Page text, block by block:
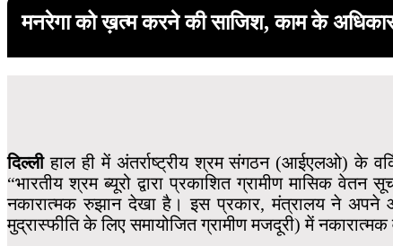
मनरेगा को ख़त्म करने की साजिश, काम के अधिकार
दिल्लीहाल ही में अंतर्राष्ट्रीय श्रम संगठन (आईएलओ) के
“भारतीय श्रम ब्यूरो द्वारा प्रकाशित ग्रामीण मासिक
नकारात्मक रुझान देखा है। इस प्रकार, मंत्रालय ने अपने
मुद्रास्फीति के लिए समायोजित ग्रामीण मजदूरी) में नकारात्मक